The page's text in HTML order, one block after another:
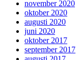
november 2020
oktober 2020
augusti 2020
juni 2020
oktober 2017
september 2017